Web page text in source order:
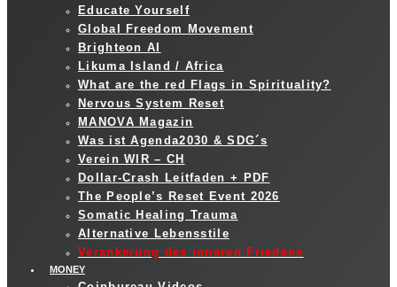
Educate Yourself
Global Freedom Movement
Brighteon AI
Likuma Island / Africa
What are the red Flags in Spirituality?
Nervous System Reset
MANOVA Magazin
Was ist Agenda2030 & SDG´s
Verein WIR – CH
Dollar-Crash Leitfaden + PDF
The People’s Reset Event 2026
Somatic Healing Trauma
Alternative Lebensstile
Verankerung des inneren Friedens
MONEY